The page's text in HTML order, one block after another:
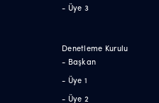
- Üye 3
Denetleme Kurulu
- Başkan
- Üye 1
- Üye 2